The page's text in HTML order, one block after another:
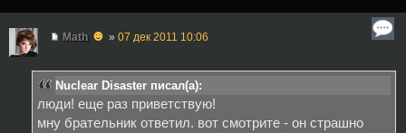
Math ☻ » 07 дек 2011 10:06
Nuclear Disaster писал(а):
люди! еще раз приветствую!
мну брательник ответил. вот смотрите - он страшно